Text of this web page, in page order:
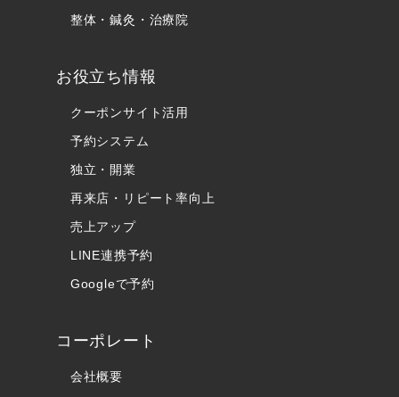
整体・鍼灸・治療院
お役立ち情報
クーポンサイト活用
予約システム
独立・開業
再来店・リピート率向上
売上アップ
LINE連携予約
Googleで予約
コーポレート
会社概要